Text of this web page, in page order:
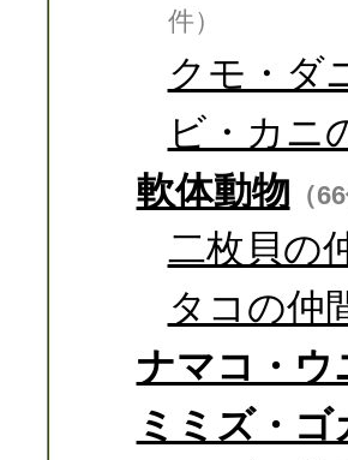
件）
クモ・ダ
ビ・カニ
軟体動物 （
二枚貝の
タコの仲
ナマコ・ウ
ミミズ・ゴ